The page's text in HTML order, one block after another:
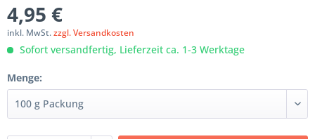
4,95 €
inkl. MwSt.zzgl. Versandkosten
Sofort versandfertig, Lieferzeit ca. 1-3 Werktage
Menge: